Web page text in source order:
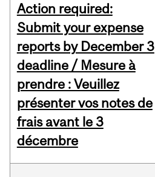
Action required:
Submit your expense
reports by December 3
deadline / Mesure à
prendre : Veuillez
présenter vos notes de
frais avant le 3
décembre